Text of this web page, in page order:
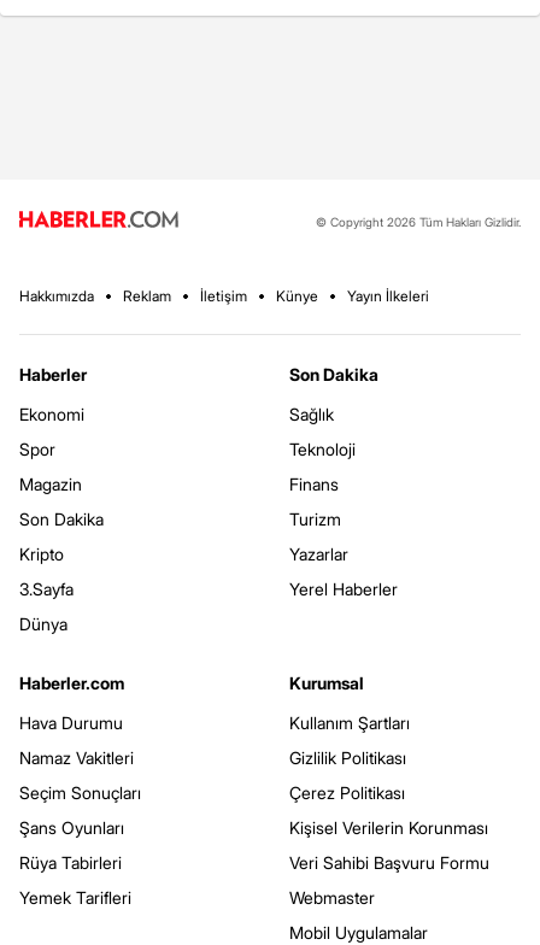
© Copyright 2026 Tüm Hakları Gizlidir.
Hakkımızda Reklam İletişim Künye Yayın İlkeleri
Haberler
Ekonomi
Spor
Magazin
Son Dakika
Kripto
3.Sayfa
Dünya
Son Dakika
Sağlık
Teknoloji
Finans
Turizm
Yazarlar
Yerel Haberler
Haberler.com
Hava Durumu
Namaz Vakitleri
Seçim Sonuçları
Şans Oyunları
Rüya Tabirleri
Yemek Tarifleri
Kurumsal
Kullanım Şartları
Gizlilik Politikası
Çerez Politikası
Kişisel Verilerin Korunması
Veri Sahibi Başvuru Formu
Webmaster
Mobil Uygulamalar